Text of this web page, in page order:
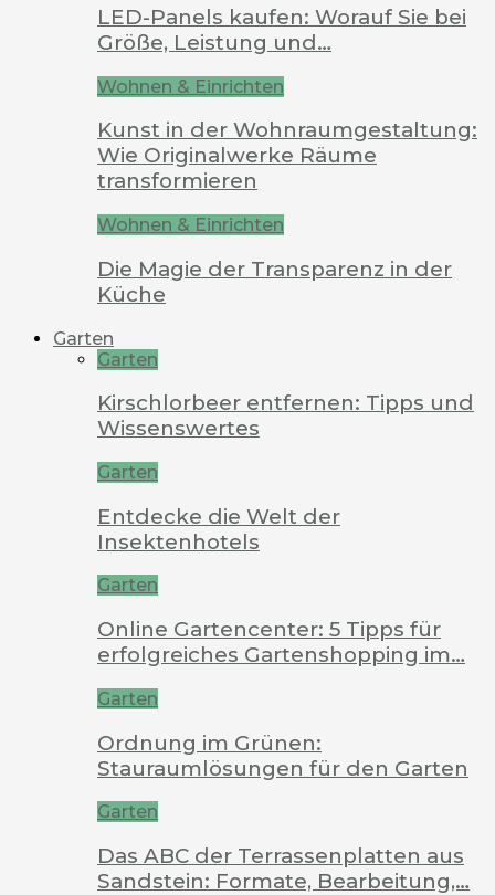
LED-Panels kaufen: Worauf Sie bei
Größe, Leistung und…
Wohnen & Einrichten
Kunst in der Wohnraumgestaltung:
Wie Originalwerke Räume
transformieren
Wohnen & Einrichten
Die Magie der Transparenz in der
Küche
Garten
Garten
Kirschlorbeer entfernen: Tipps und
Wissenswertes
Garten
Entdecke die Welt der
Insektenhotels
Garten
Online Gartencenter: 5 Tipps für
erfolgreiches Gartenshopping im…
Garten
Ordnung im Grünen:
Stauraumlösungen für den Garten
Garten
Das ABC der Terrassenplatten aus
Sandstein: Formate, Bearbeitung,…